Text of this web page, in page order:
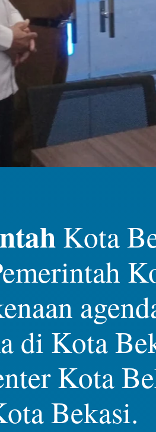
Kota
di Kota
Kota
Bekasi.